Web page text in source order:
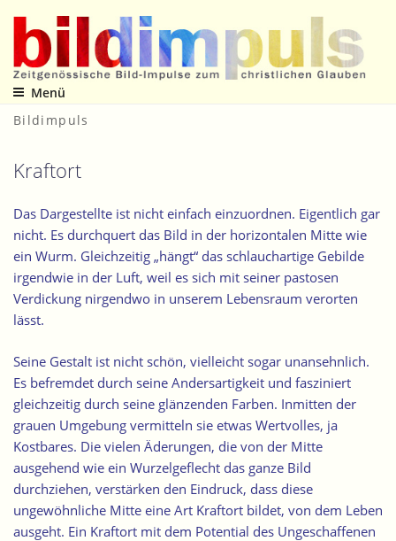
Inhalt
springen
Zeitgenössische Bild-Impulse zum christlichen Glauben
Menü
Bildimpuls
Kraftort
Das Dargestellte ist nicht einfach einzuordnen. Eigentlich gar
nicht. Es durchquert das Bild in der horizontalen Mitte wie
ein Wurm. Gleichzeitig „hängt“ das schlauchartige Gebilde
irgendwie in der Luft, weil es sich mit seiner pastosen
Verdickung nirgendwo in unserem Lebensraum verorten
lässt.
Seine Gestalt ist nicht schön, vielleicht sogar unansehnlich.
Es befremdet durch seine Andersartigkeit und fasziniert
gleichzeitig durch seine glänzenden Farben. Inmitten der
grauen Umgebung vermitteln sie etwas Wertvolles, ja
Kostbares. Die vielen Äderungen, die von der Mitte
ausgehend wie ein Wurzelgeflecht das ganze Bild
durchziehen, verstärken den Eindruck, dass diese
ungewöhnliche Mitte eine Art Kraftort bildet, von dem Leben
ausgeht. Ein Kraftort mit dem Potential des Ungeschaffenen